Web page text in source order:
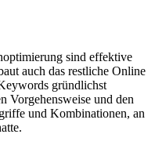
sind effektive
auch das restliche Online
gründlichst
Vorgehensweise und den
und Kombinationen, an